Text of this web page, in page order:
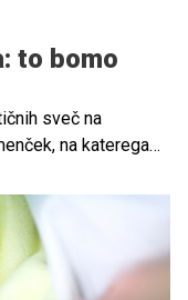
to bomo
sveč na
na katerega
smo odločeni, da